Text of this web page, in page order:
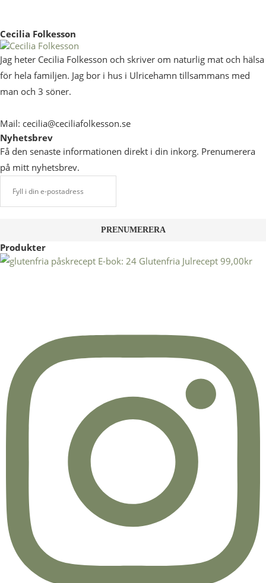
Cecilia Folkesson
Jag heter Cecilia Folkesson och skriver om naturlig mat och hälsa
för hela familjen. Jag bor i hus i Ulricehamn tillsammans med
man och 3 söner.
Mail: cecilia@ceciliafolkesson.se
Nyhetsbrev
Få den senaste informationen direkt i din inkorg. Prenumerera
på mitt nyhetsbrev.
Produkter
E-bok: 24 Glutenfria Julrecept 99,00kr